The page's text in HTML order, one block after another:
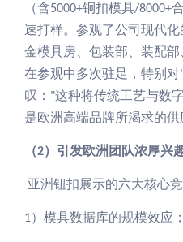
（含5000+铜扣模具/8000+
速打样。参观了公司现代
金模具房、包装部、装配
在参观中多次驻足，特别对
叹： "这种将传统工艺与数
是欧洲高端品牌所渴求的供
（2）引发欧洲团队浓厚兴
亚洲钮扣展示的六大核心
1） 模具数据库的规模效应；